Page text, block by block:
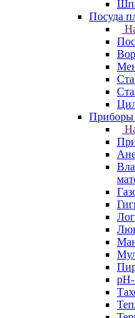
Посуда
Приборы